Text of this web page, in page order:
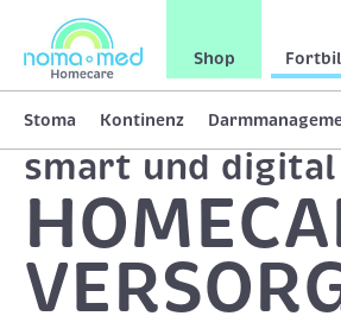
Shop
Stoma Kontinenz
smart und digital